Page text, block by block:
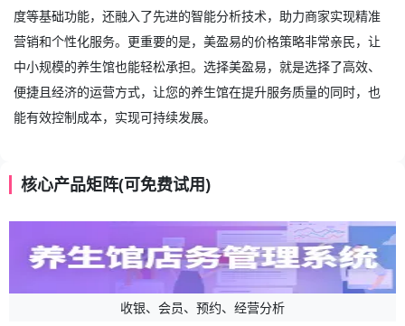
度等基础功能，还融入了先进的智能分析技术，助力商家实现精准
营销和个性化服务。更重要的是，美盈易的价格策略非常亲民，让
中小规模的养生馆也能轻松承担。选择美盈易，就是选择了高效、
便捷且经济的运营方式，让您的养生馆在提升服务质量的同时，也
能有效控制成本，实现可持续发展。
核心产品矩阵(可免费试用)
收银、会员、预约、经营分析